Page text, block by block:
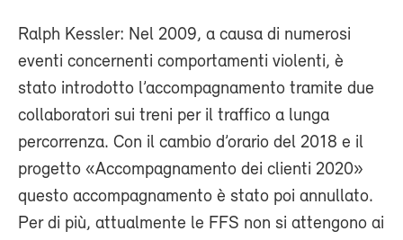
Ralph Kessler: Nel 2009, a causa di numerosi
eventi concernenti comportamenti violenti, è
stato introdotto l’accompagnamento tramite due
collaboratori sui treni per il traffico a lunga
percorrenza. Con il cambio d’orario del 2018 e il
progetto «Accompagnamento dei clienti 2020»
questo accompagnamento è stato poi annullato.
Per di più, attualmente le FFS non si attengono ai